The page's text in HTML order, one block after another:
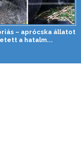
– aprócska állatot
a hatalm...